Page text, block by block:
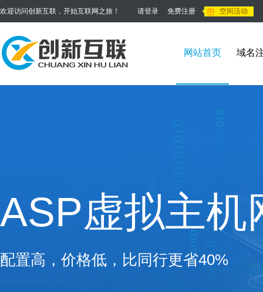
欢迎访问创新互联，开始互联网之旅！ 请登录 免费注册 空间活动
网站首页 域名
ASP虚拟主机
配置高，价格低，比同行更省40%